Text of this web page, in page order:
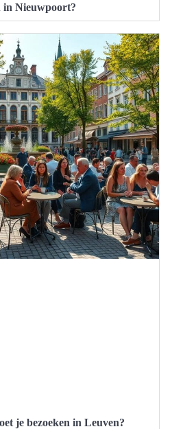
in Nieuwpoort?
je bezoeken in Leuven?